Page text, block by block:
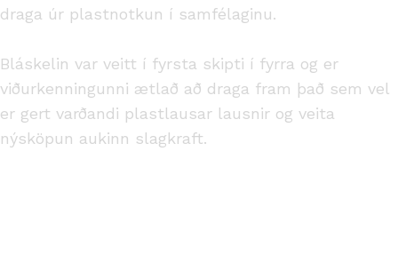
draga úr plastnotkun í samfélaginu.
Bláskelin var veitt í fyrsta skipti í fyrra og er
viðurkenningunni ætlað að draga fram það sem vel
er gert varðandi plastlausar lausnir og veita
nýsköpun aukinn slagkraft.